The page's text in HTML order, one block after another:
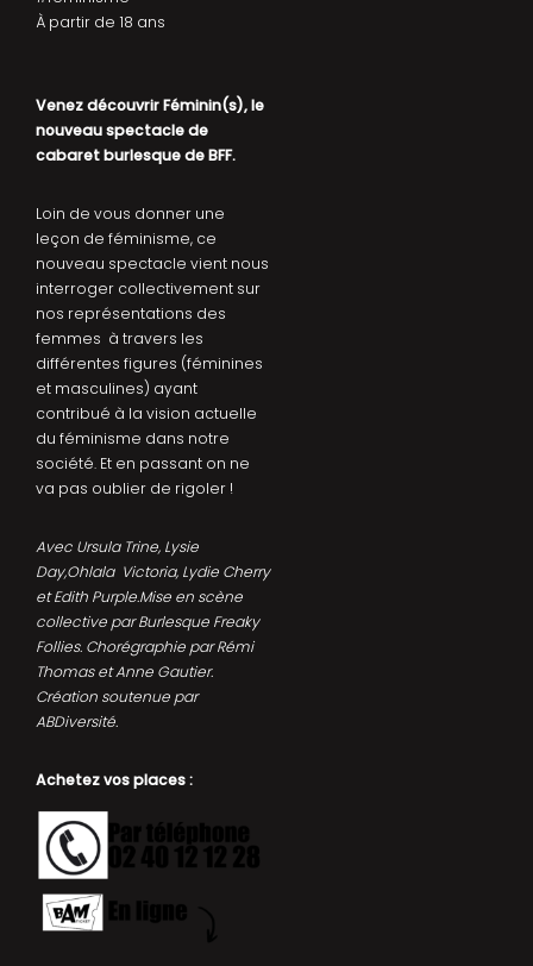
À partir de 18 ans
Venez découvrir Féminin(s), le
nouveau spectacle de
cabaret burlesque de BFF.
Loin de vous donner une
leçon de féminisme, ce
nouveau spectacle vient nous
interroger collectivement sur
nos représentations des
femmes à travers les
différentes figures (féminines
et masculines) ayant
contribué à la vision actuelle
du féminisme dans notre
société. Et en passant on ne
va pas oublier de rigoler !
Avec Ursula Trine, Lysie
Day,Ohlala Victoria, Lydie Cherry
et Edith Purple.Mise en scène
collective par Burlesque Freaky
Follies. Chorégraphie par Rémi
Thomas et Anne Gautier.
Création soutenue par
ABDiversité.
Achetez vos places :